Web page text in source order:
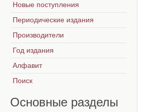
Новые поступления
Периодические издания
Производители
Год издания
Алфавит
Поиск
Основные разделы